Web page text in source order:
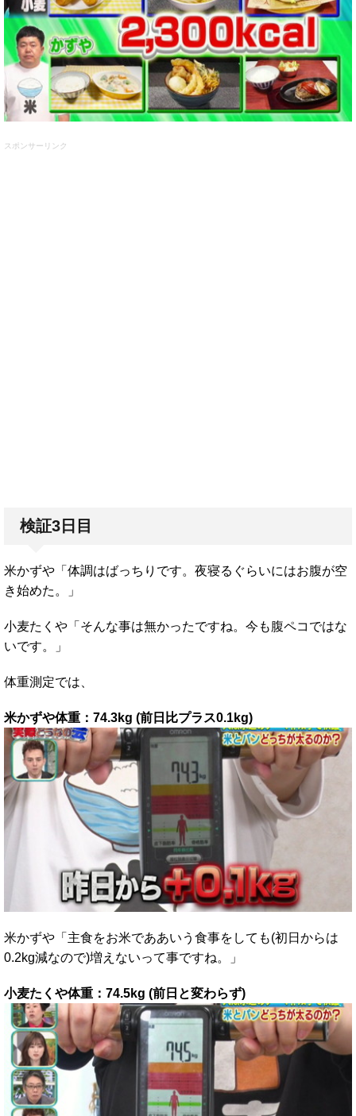
スポンサーリンク
検証3日目
米かずや「体調はばっちりです。夜寝るぐらいにはお腹が空
き始めた。」
小麦たくや「そんな事は無かったですね。今も腹ペコではな
いです。」
体重測定では、
米かずや体重：74.3kg (前日比プラス0.1kg)
米かずや「主食をお米でああいう食事をしても(初日からは
0.2kg減なので)増えないって事ですね。」
小麦たくや体重：74.5kg (前日と変わらず)